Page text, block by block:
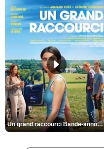
Un grand raccourci Bande-annonce VF